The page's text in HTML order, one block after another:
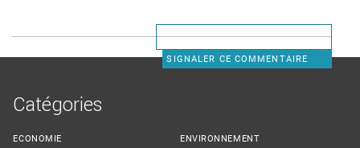
SIGNALER CE COMMENTAIRE
Catégories
ECONOMIE
ENVIRONNEMENT